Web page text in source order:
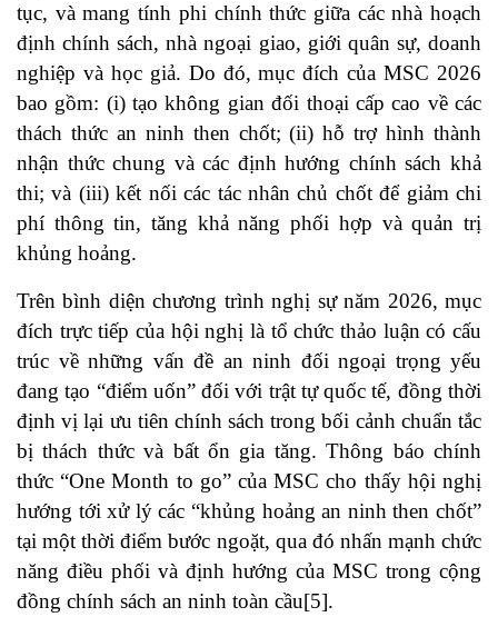
tục, và mang tính phi chính thức giữa các nhà hoạch
định chính sách, nhà ngoại giao, giới quân sự, doanh
nghiệp và học giả. Do đó, mục đích của MSC 2026
bao gồm: (i) tạo không gian đối thoại cấp cao về các
thách thức an ninh then chốt; (ii) hỗ trợ hình thành
nhận thức chung và các định hướng chính sách khả
thi; và (iii) kết nối các tác nhân chủ chốt để giảm chi
phí thông tin, tăng khả năng phối hợp và quản trị
khủng hoảng.
Trên bình diện chương trình nghị sự năm 2026, mục
đích trực tiếp của hội nghị là tổ chức thảo luận có cấu
trúc về những vấn đề an ninh đối ngoại trọng yếu
đang tạo “điểm uốn” đối với trật tự quốc tế, đồng thời
định vị lại ưu tiên chính sách trong bối cảnh chuẩn tắc
bị thách thức và bất ổn gia tăng. Thông báo chính
thức “One Month to go” của MSC cho thấy hội nghị
hướng tới xử lý các “khủng hoảng an ninh then chốt”
tại một thời điểm bước ngoặt, qua đó nhấn mạnh chức
năng điều phối và định hướng của MSC trong cộng
đồng chính sách an ninh toàn cầu[5].